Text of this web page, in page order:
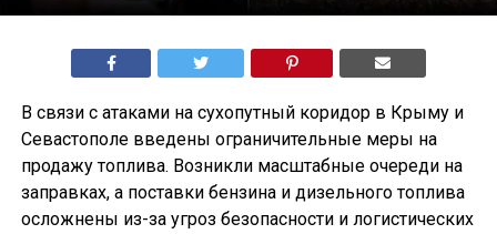
В связи с атаками на сухопутный коридор в Крыму и
Севастополе введены ограничительные меры на
продажу топлива. Возникли масштабные очереди на
заправках, а поставки бензина и дизельного топлива
осложнены из-за угроз безопасности и логистических